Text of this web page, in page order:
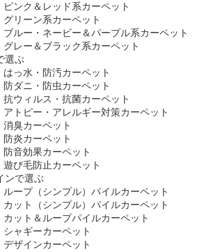
ピンク＆レッド系カーペット
グリーン系カーペット
ブルー・ネービー＆パープル系カーペット
グレー＆ブラック系カーペット
選ぶ
はっ水・防汚カーペット
防ダニ・防虫カーペット
抗ウィルス・抗菌カーペット
アトピー・アレルギー対策カーペット
消臭カーペット
防炎カーペット
防音効果カーペット
遊び毛防止カーペット
ンで選ぶ
ループ（シンプル）パイルカーペット
カット（シンプル）パイルカーペット
カット＆ループパイルカーペット
シャギーカーペット
デザインカーペット